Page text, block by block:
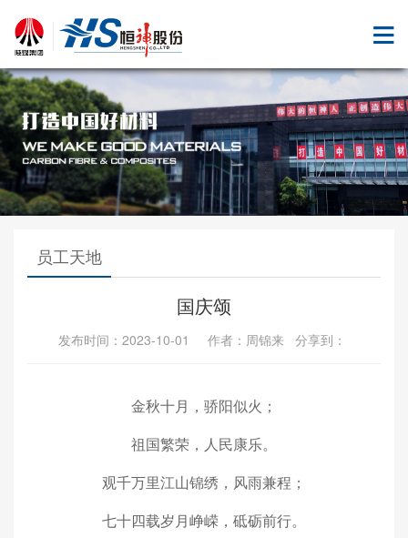
员工天地
国庆颂
发布时间：2023-10-01 作者：周锦来 分享到：
金秋十月，骄阳似火；
祖国繁荣，人民康乐。
观千万里江山锦绣，风雨兼程；
七十四载岁月峥嵘，砥砺前行。